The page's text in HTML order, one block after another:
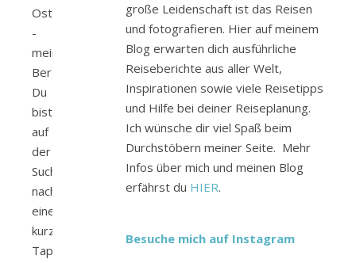
Osttirol
-
mein
Bergtirol.
Du
bist
auf
der
Suche
nach
einem
kurzen
Tapetenwechsel,
große Leidenschaft ist das Reisen
und fotografieren. Hier auf meinem
Blog erwarten dich ausführliche
Reiseberichte aus aller Welt,
Inspirationen sowie viele Reisetipps
und Hilfe bei deiner Reiseplanung.
Ich wünsche dir viel Spaß beim
Durchstöbern meiner Seite. Mehr
Infos über mich und meinen Blog
erfährst du HIER.
Besuche mich auf Instagram